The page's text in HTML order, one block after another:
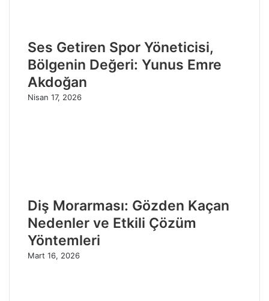
Ses Getiren Spor Yöneticisi,
Bölgenin Değeri: Yunus Emre
Akdoğan
Nisan 17, 2026
Diş Morarması: Gözden Kaçan
Nedenler ve Etkili Çözüm
Yöntemleri
Mart 16, 2026